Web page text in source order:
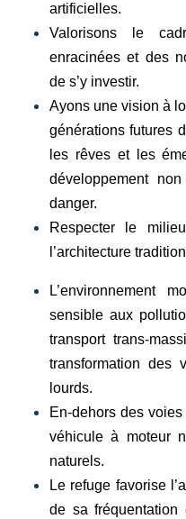
artificielles.
Valorisons le
enracinées et des
de s’y investir.
Ayons une vision à
générations futures
les rêves et les
développement
danger.
Respecter le
l’architecture
L’environnement
sensible aux
transport trans-
transformation des
lourds.
En-dehors des
véhicule à moteur
naturels.
Le refuge favorise
de sa